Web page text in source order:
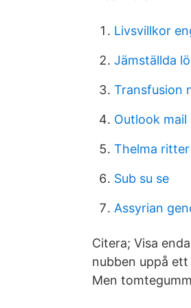
Livsvillkor
Jämställda
Transfusion
Outlook mail
Thelma ritter
Sub su se
Assyrian
Citera; Visa
nubben uppå
Men